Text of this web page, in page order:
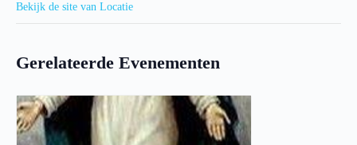
Bekijk de site van Locatie
Gerelateerde Evenementen